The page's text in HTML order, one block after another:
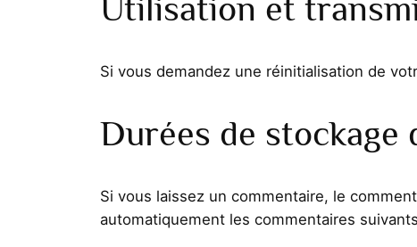
Utilisation et
Si vous demandez une réinitialisation de
Durées de stockage
Si vous laissez un commentaire, le
automatiquement les commentaires